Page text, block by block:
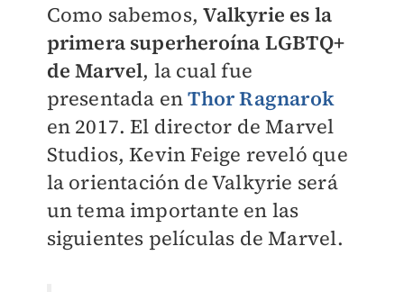
Como sabemos,Valkyrie es la
primera superheroína LGBTQ+
de Marvel, la cual fue
presentada enThor Ragnarok
en 2017. El director de Marvel
Studios, Kevin Feige reveló que
la orientación de Valkyrie será
un tema importante en las
siguientes películas de Marvel.